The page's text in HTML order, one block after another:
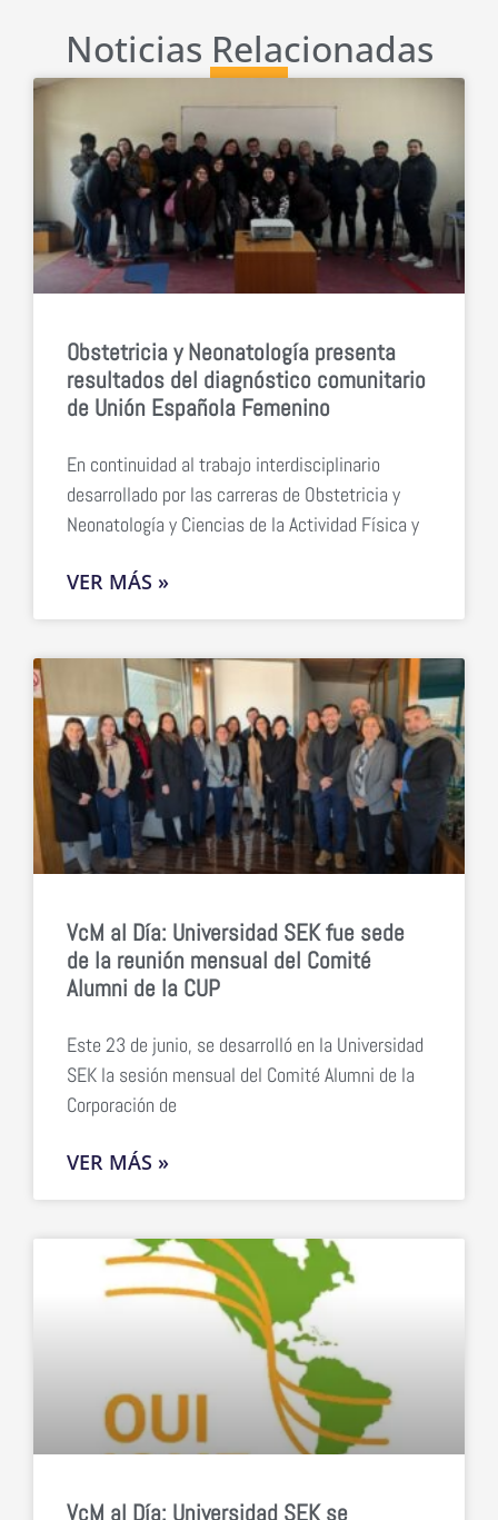
Noticias Relacionadas
Obstetricia y Neonatología presenta
resultados del diagnóstico comunitario
de Unión Española Femenino
En continuidad al trabajo interdisciplinario
desarrollado por las carreras de Obstetricia y
Neonatología y Ciencias de la Actividad Física y
VER MÁS »
VcM al Día: Universidad SEK fue sede
de la reunión mensual del Comité
Alumni de la CUP
Este 23 de junio, se desarrolló en la Universidad
SEK la sesión mensual del Comité Alumni de la
Corporación de
VER MÁS »
VcM al Día: Universidad SEK se